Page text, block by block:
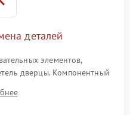
деталей
элементов,
дверцы. Компонентный
контактов и замена